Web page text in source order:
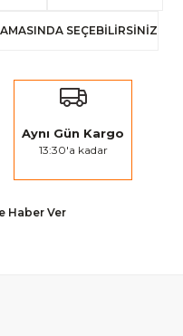
SEÇEBİLİRSİNİZ
Aynı Gün Kargo
13:30'a kadar
Haber Ver